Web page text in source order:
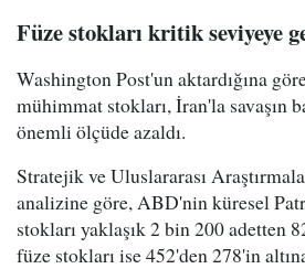
Füze stokları kritik seviyeye
Washington Post'un aktardığına
mühimmat stokları, İran'la savaşın
önemli ölçüde azaldı.
Stratejik ve Uluslararası
analizine göre, ABD'nin küresel
stokları yaklaşık 2 bin 200 adetten
füze stokları ise 452'den 278'in